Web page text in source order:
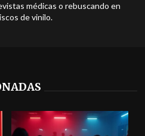
médicas o rebuscando en
de vinilo.